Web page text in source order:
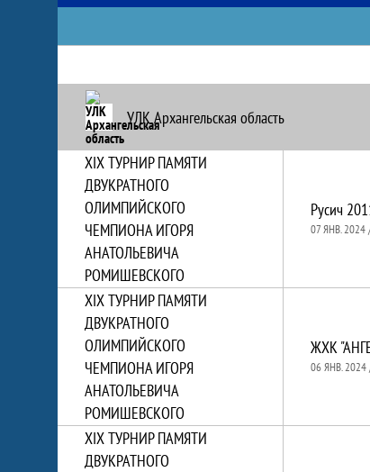
УЛК Архангельская область
XIХ ТУРНИР ПАМЯТИ
ДВУКРАТНОГО
ОЛИМПИЙСКОГО
ЧЕМПИОНА ИГОРЯ
АНАТОЛЬЕВИЧА
РОМИШЕВСКОГО
Русич
07 ЯНВ. 2024
XIХ ТУРНИР ПАМЯТИ
ДВУКРАТНОГО
ОЛИМПИЙСКОГО
ЧЕМПИОНА ИГОРЯ
АНАТОЛЬЕВИЧА
РОМИШЕВСКОГО
ЖХК
06 ЯНВ. 2024
XIХ ТУРНИР ПАМЯТИ
ДВУКРАТНОГО